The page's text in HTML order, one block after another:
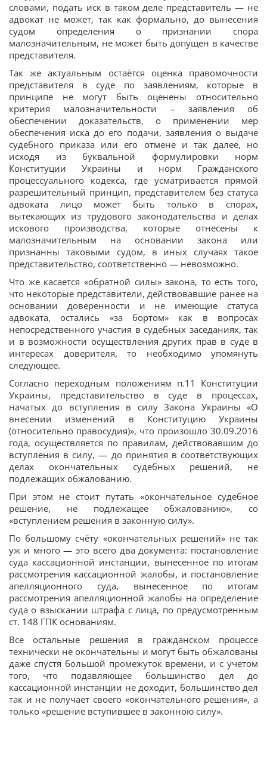
словами, подать иск в таком деле представитель — не
адвокат не может, так как формально, до вынесения
судом определения о признании спора
малозначительным, не может быть допущен в качестве
представителя.
Так же актуальным остаётся оценка правомочности
представителя в суде по заявлениям, которые в
принципе не могут быть оценены относительно
критерия малозначительности – заявления об
обеспечении доказательств, о применении мер
обеспечения иска до его подачи, заявления о выдаче
судебного приказа или его отмене и так далее, но
исходя из буквальной формулировки норм
Конституции Украины и норм Гражданского
процессуального кодекса, где усматривается прямой
разрешительный принцип, представителем без статуса
адвоката лицо может быть только в спорах,
вытекающих из трудового законодательства и делах
искового производства, которые отнесены к
малозначительным на основании закона или
признанны таковыми судом, в иных случаях такое
представительство, соответственно — невозможно.
Что же касается «обратной силы» закона, то есть того,
что некоторые представители, действовавшие ранее на
основании доверенности и не имеющие статуса
адвоката, остались «за бортом» как в вопросах
непосредственного участия в судебных заседаниях, так
и в возможности осуществления других прав в суде в
интересах доверителя, то необходимо упомянуть
следующее.
Согласно переходным положениям п.11 Конституции
Украины, представительство в суде в процессах,
начатых до вступления в силу Закона Украины «О
внесении изменений в Конституцию Украины
(относительно правосудия)», что произошло 30.09.2016
года, осуществляется по правилам, действовавшим до
вступления в силу, — до принятия в соответствующих
делах окончательных судебных решений, не
подлежащих обжалованию.
При этом не стоит путать «окончательное судебное
решение, не подлежащее обжалованию», со
«вступлением решения в законную силу».
По большому счёту «окончательных решений» не так
уж и много — это всего два документа: постановление
суда кассационной инстанции, вынесенное по итогам
рассмотрения кассационной жалобы, и постановление
апелляционного суда, вынесенное по итогам
рассмотрения апелляционной жалобы на определение
суда о взыскании штрафа с лица, по предусмотренным
ст. 148 ГПК основаниям.
Все остальные решения в гражданском процессе
технически не окончательны и могут быть обжалованы
даже спустя большой промежуток времени, и с учетом
того, что подавляющее большинство дел до
кассационной инстанции не доходит, большинство дел
так и не получает своего «окончательного решения», а
только «решение вступившее в законною силу».